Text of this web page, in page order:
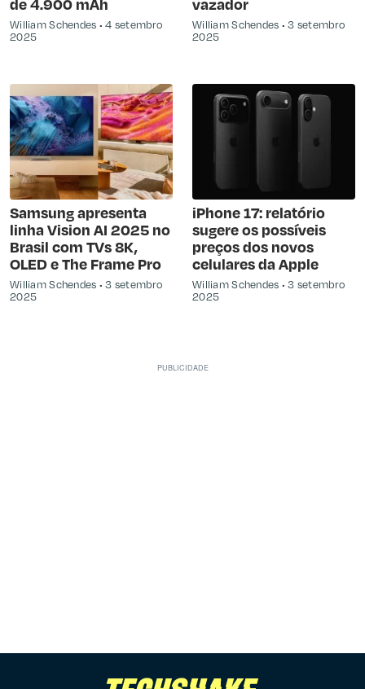
de 4.900 mAh
William Schendes
4 setembro
2025
vazador
William Schendes
3 setembro
2025
Samsung apresenta
linha Vision AI 2025 no
Brasil com TVs 8K,
OLED e The Frame Pro
William Schendes
3 setembro
2025
iPhone 17: relatório
sugere os possíveis
preços dos novos
celulares da Apple
William Schendes
3 setembro
2025